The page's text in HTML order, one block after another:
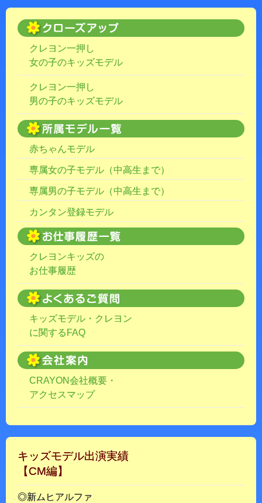
クレヨン一押し
女の子のキッズモデル
クレヨン一押し
男の子のキッズモデル
赤ちゃんモデル
専属女の子モデル（中高生まで）
専属男の子モデル（中高生まで）
カンタン登録モデル
クレヨンキッズの
お仕事履歴
キッズモデル・クレヨン
に関するFAQ
CRAYON会社概要・
アクセスマップ
キッズモデル出演実績
【CM編】
◎新ムヒアルファ